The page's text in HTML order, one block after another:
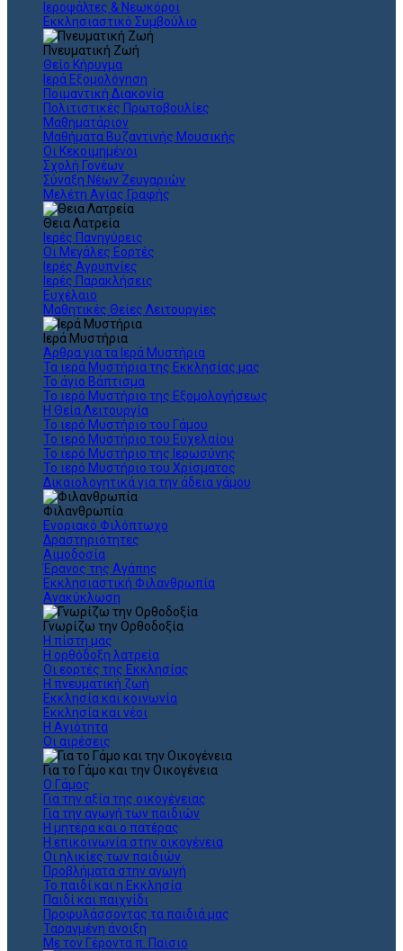
Ιεροψάλτες & Νεωκόροι
Εκκλησιαστικό Συμβούλιο
Πνευματική Ζωή
Θείο Κήρυγμα
Ιερά Εξομολόγηση
Ποιμαντική Διακονία
Πολιτιστικές Πρωτοβουλίες
Μαθηματάριον
Μαθήματα Βυζαντινής Μουσικής
Οι Κεκοιμημένοι
Σχολή Γονέων
Σύναξη Νέων Ζευγαριών
Μελέτη Αγίας Γραφής
Θεια Λατρεία
Ιερές Πανηγύρεις
Οι Μεγάλες Εορτές
Ιερές Αγρυπνίες
Ιερές Παρακλήσεις
Ευχέλαιο
Μαθητικές Θείες Λειτουργίες
Ιερά Μυστήρια
Άρθρα για τα Ιερά Μυστήρια
Τα ιερά Μυστήρια της Εκκλησίας μας
Το άγιο Βάπτισμα
Το ιερό Μυστήριο της Εξομολογήσεως
Η Θεία Λειτουργία
Το ιερό Μυστήριο του Γάμου
Το ιερό Μυστήριο του Ευχελαίου
Το ιερό Μυστήριο της Ιερωσύνης
Το ιερό Μυστήριο του Χρίσματος
Δικαιολογητικά για την άδεια γάμου
Φιλανθρωπία
Ενοριακό Φιλόπτωχο
Δραστηριότητες
Αιμοδοσία
Έρανος της Αγάπης
Εκκλησιαστική Φιλανθρωπία
Ανακύκλωση
Γνωρίζω την Ορθοδοξία
Η πίστη μας
Η ορθόδοξη λατρεία
Οι εορτές της Εκκλησίας
Η πνευματική ζωή
Εκκλησία και κοινωνία
Εκκλησία και νέοι
Η Αγιότητα
Οι αιρέσεις
Για το Γάμο και την Οικογένεια
Ο Γάμος
Για την αξία της οικογένειας
Για την αγωγή των παιδιών
Η μητέρα και ο πατέρας
Η επικοινωνία στην οικογένεια
Οι ηλικίες των παιδιών
Προβλήματα στην αγωγή
Το παιδί και η Εκκλησία
Παιδί και παιχνίδι
Προφυλάσσοντας τα παιδιά μας
Ταραγμένη άνοιξη
Με τον Γέροντα π. Παϊσιο